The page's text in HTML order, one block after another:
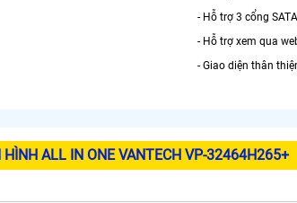
Giá Rẻ
- Hỗ trợ 3 cổng
- Hỗ trợ xem qua
- Giao diện thân
HÌNH ALL IN ONE VANTECH VP-32464H265+